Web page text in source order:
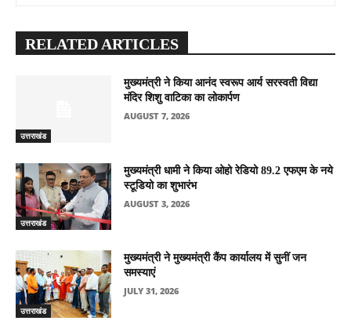
RELATED ARTICLES
उत्तराखंड
मुख्यमंत्री ने किया आनंद स्वरूप आर्य सरस्वती विद्या
मंदिर शिशु वाटिका का लोकार्पण
AUGUST 7, 2026
उत्तराखंड
मुख्यमंत्री धामी ने किया ओहो रेडियो 89.2 एफएम के नये
स्टूडियो का शुभारंभ
AUGUST 3, 2026
उत्तराखंड
मुख्यमंत्री ने मुख्यमंत्री कैंप कार्यालय में सुनीं जन
समस्याएं
JULY 31, 2026